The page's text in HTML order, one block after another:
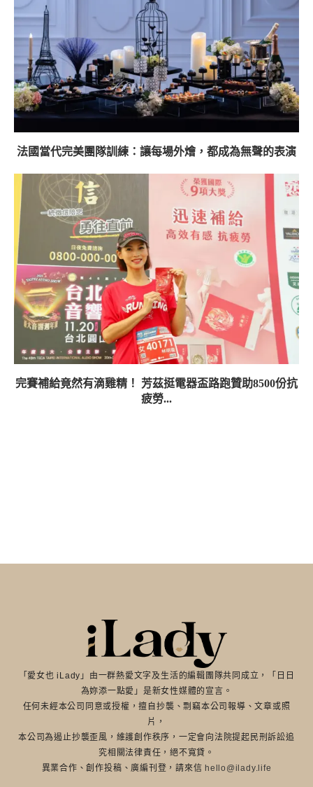
法國當代完美團隊訓練：讓每場外燴，都成為無聲的表演
完賽補給竟然有滴雞精！ 芳茲挺電器盃路跑贊助8500份抗
疲勞...
「愛女也 iLady」由一群熱愛文字及生活的編輯團隊共同成立，「日日
為妳添一點愛」是新女性媒體的宣言。
任何未經本公司同意或授權，擅自抄襲、剽竊本公司報導、文章或照
片，
本公司為遏止抄襲歪風，維護創作秩序，一定會向法院提起民刑訴訟追
究相關法律責任，絕不寬貸。
異業合作、創作投稿、廣編刊登，請來信 hello@ilady.life